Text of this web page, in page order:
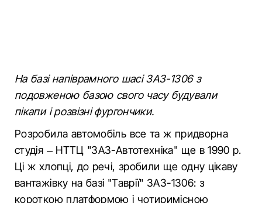
На базі напіврамного шасі ЗАЗ-1306 з
подовженою базою свого часу будували
пікапи і розвізні фургончики.
Розробила автомобіль все та ж придворна
студія – НТТЦ "ЗАЗ-Автотехніка" ще в 1990 р.
Ці ж хлопці, до речі, зробили ще одну цікаву
вантажівку на базі "Таврії" ЗАЗ-1306: з
короткою платформою і чотиримісною